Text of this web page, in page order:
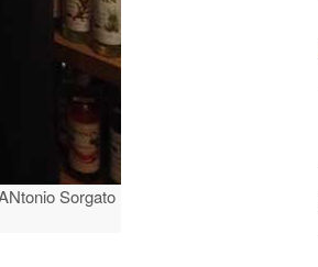
Sorgato